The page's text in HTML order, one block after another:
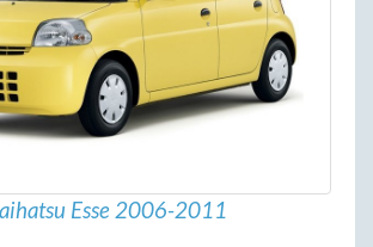
Esse 2006-2011